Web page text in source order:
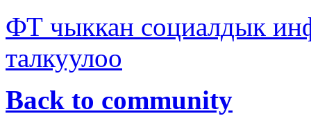
ФТ чыккан социалдык
талкуулоо
Back to community